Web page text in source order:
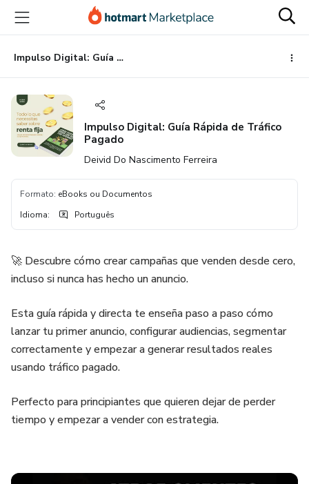
para
conteúdo
principal
para
pagamento
para
rodapé
Impulso Digital: Guía Rápida de Tráfico Pagado
Impulso Digital: Guía Rápida de Tráfico
Pagado
Deivid Do Nascimento Ferreira
Formato: eBooks ou Documentos
Idioma: Português
🚀 Descubre cómo crear campañas que venden desde cero,
incluso si nunca has hecho un anuncio.
Esta guía rápida y directa te enseña paso a paso cómo
lanzar tu primer anuncio, configurar audiencias, segmentar
correctamente y empezar a generar resultados reales
usando tráfico pagado.
Perfecto para principiantes que quieren dejar de perder
tiempo y empezar a vender con estrategia.